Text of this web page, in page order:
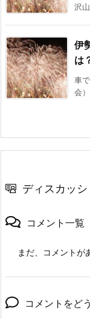
沢
伊
は
車
会
ディスカッシ
コメント一覧
まだ、コメントが
コメントをど